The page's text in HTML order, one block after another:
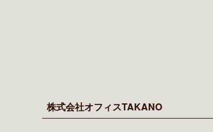
株式会社オフィスTAKANO